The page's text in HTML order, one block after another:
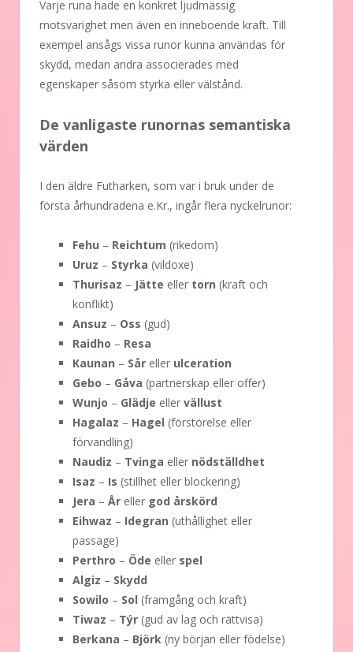
Varje runa hade en konkret ljudmässig
motsvarighet men även en inneboende kraft. Till
exempel ansågs vissa runor kunna användas för
skydd, medan andra associerades med
egenskaper såsom styrka eller välstånd.
De vanligaste runornas semantiska
värden
I den äldre Futharken, som var i bruk under de
första århundradena e.Kr., ingår flera nyckelrunor:
Fehu – Reichtum (rikedom)
Uruz – Styrka (vildoxe)
Thurisaz – Jätte eller torn (kraft och
konflikt)
Ansuz – Oss (gud)
Raidho – Resa
Kaunan – Sår eller ulceration
Gebo – Gåva (partnerskap eller offer)
Wunjo – Glädje eller vällust
Hagalaz – Hagel (förstörelse eller
förvandling)
Naudiz – Tvinga eller nödställdhet
Isaz – Is (stillhet eller blockering)
Jera – År eller god årskörd
Eihwaz – Idegran (uthållighet eller
passage)
Perthro – Öde eller spel
Algiz – Skydd
Sowilo – Sol (framgång och kraft)
Tiwaz – Týr (gud av lag och rättvisa)
Berkana – Björk (ny början eller födelse)